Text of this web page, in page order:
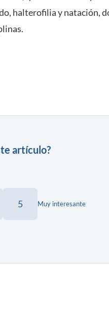
halterofilia y natación,
artículo?
5 Muy interesante